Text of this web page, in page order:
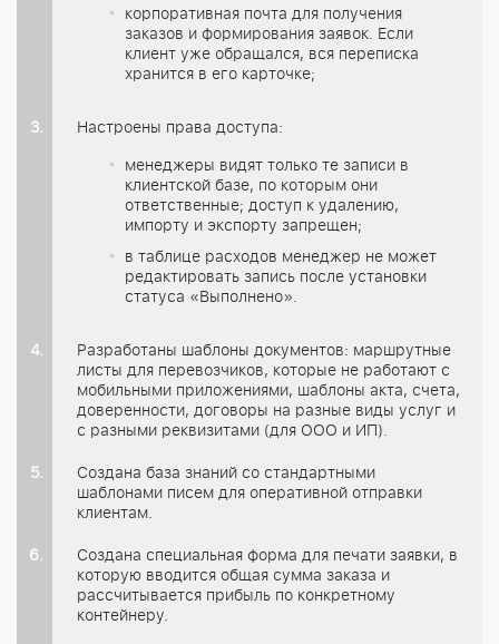
корпоративная почта для получения
заказов и формирования заявок. Если
клиент уже обращался, вся переписка
хранится в его карточке;
Настроены права доступа:
менеджеры видят только те записи в
клиентской базе, по которым они
ответственные; доступ к удалению,
импорту и экспорту запрещен;
в таблице расходов менеджер не может
редактировать запись после установки
статуса «Выполнено».
Разработаны шаблоны документов: маршрутные
листы для перевозчиков, которые не работают с
мобильными приложениями, шаблоны акта, счета,
доверенности, договоры на разные виды услуг и
с разными реквизитами (для ООО и ИП).
Создана база знаний со стандартными
шаблонами писем для оперативной отправки
клиентам.
Создана специальная форма для печати заявки, в
которую вводится общая сумма заказа и
рассчитывается прибыль по конкретному
контейнеру.